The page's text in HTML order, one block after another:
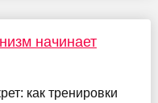
начинает
как тренировки